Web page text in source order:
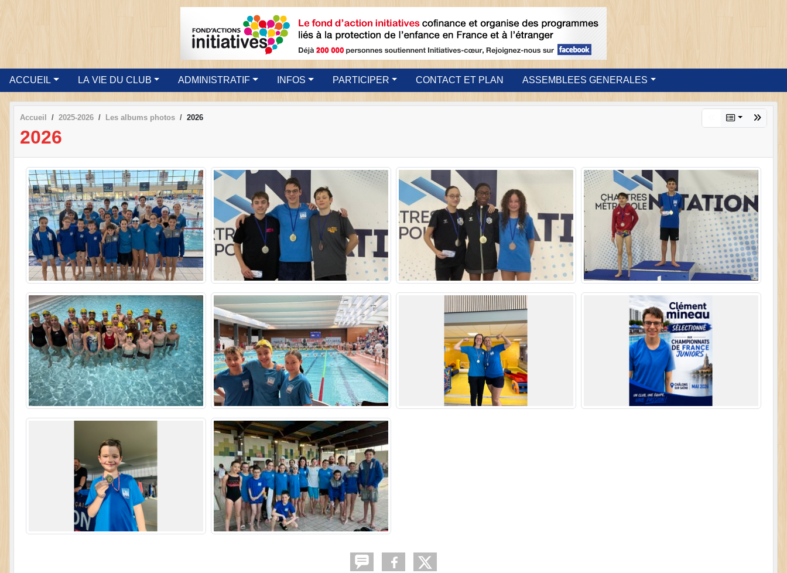
ACCUEIL LA VIE DU CLUB ADMINISTRATIF INFOS PARTICIPER CONTACT ET PLAN ASSEMBLEES GENERALES
Accueil 2025-2026 Les albums photos 2026
2026